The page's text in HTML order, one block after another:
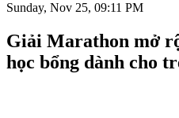
Sunday, Nov 25, 09:11 PM
Giải Marathon mở
học bổng dành cho